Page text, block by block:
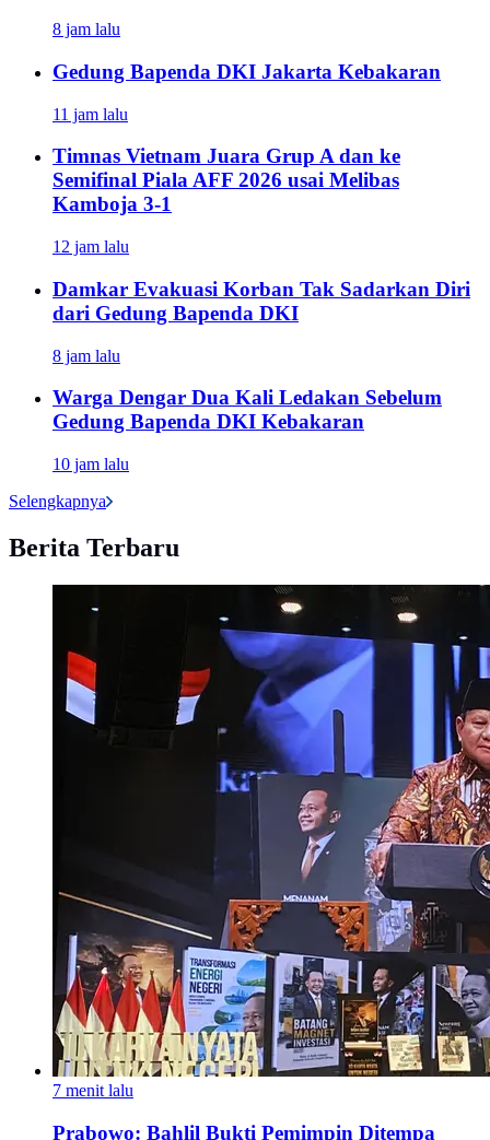
8 jam lalu
Gedung Bapenda DKI Jakarta Kebakaran
11 jam lalu
Timnas Vietnam Juara Grup A dan ke
Semifinal Piala AFF 2026 usai Melibas
Kamboja 3-1
12 jam lalu
Damkar Evakuasi Korban Tak Sadarkan Diri
dari Gedung Bapenda DKI
8 jam lalu
Warga Dengar Dua Kali Ledakan Sebelum
Gedung Bapenda DKI Kebakaran
10 jam lalu
Selengkapnya
Berita Terbaru
7 menit lalu
Prabowo: Bahlil Bukti Pemimpin Ditempa